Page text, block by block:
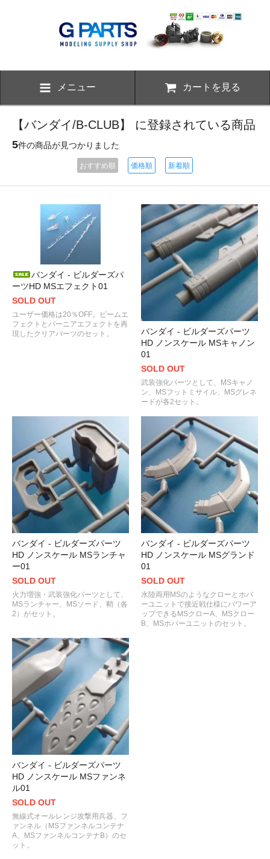
メニュー カートを見る
【バンダイ/B-CLUB】 に登録されている商品
5件の商品が見つかりました
おすすめ順 価格順 新着順
バンダイ - ビルダーズパ
ーツHD MSエフェクト01
SOLD OUT
ユーザー価格は20％OFF。ビームエ
フェクトとバーニアエフェクトを再
現したクリアパーツのセット。
バンダイ - ビルダーズパーツ
HD ノンスケール MSキャノン
01
SOLD OUT
武装強化パーツとして、MSキャノ
ン、MSフットミサイル、MSグレネ
ードが各2セット。
バンダイ - ビルダーズパーツ
HD ノンスケール MSランチャ
ー01
SOLD OUT
火力増強・武装強化パーツとして、
MSランチャー、MSソード、鞘（各
2）がセット。
バンダイ - ビルダーズパーツ
HD ノンスケール MSグランド
01
SOLD OUT
水陸両用MSのようなクローとホバ
ーユニットで接近戦仕様にパワーア
ップできるMSクローA、MSクロー
B、MSホバーユニットのセット。
バンダイ - ビルダーズパーツ
HD ノンスケール MSファンネ
ル01
SOLD OUT
無線式オールレンジ攻撃用兵器、フ
ァンネル（MSファンネルコンテナ
A、MSファンネルコンテナB）のセ
ット。